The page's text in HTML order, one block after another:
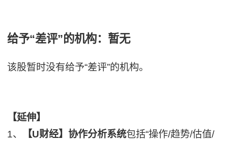
给予“差评”的机构：暂无
该股暂时没有给予“差评”的机构。
【延伸】
1、
【U财经】协作分析系统包括“操作/趋势/估值/